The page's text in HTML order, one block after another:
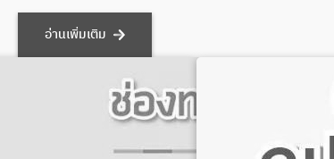
อ่านเพิ่มเติม